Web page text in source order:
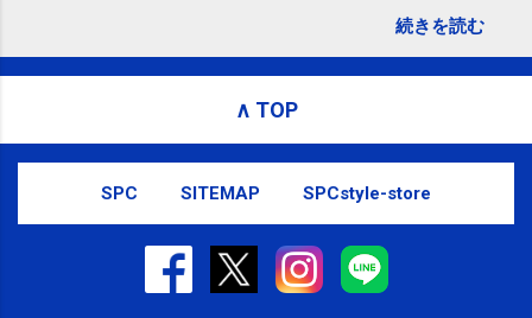
subscribed to email updates from サクマフィジカルコ
ンディショニング(@SPCstyle) - Twilog To stop
Email delivery powered by Google Google Inc., 1600
Amphitheatre Parkway, Mountain View, CA 94043,
続きを読む
∧ TOP
SPC SITEMAP SPCstyle-store